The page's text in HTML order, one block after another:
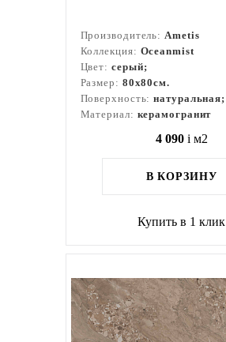
Производитель:Ametis
Коллекция: Oceanmist
Цвет: серый;
Размер: 80x80см.
Поверхность:натуральная;
Материал: керамогранит
4 090 i м2
В КОРЗИНУ
Купить в 1 клик